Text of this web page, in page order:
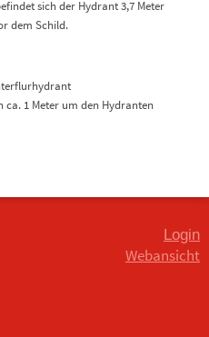
sich der Hydrant 3,7 Meter
dem Schild.
1 Meter um den Hydranten
Login
Webansicht